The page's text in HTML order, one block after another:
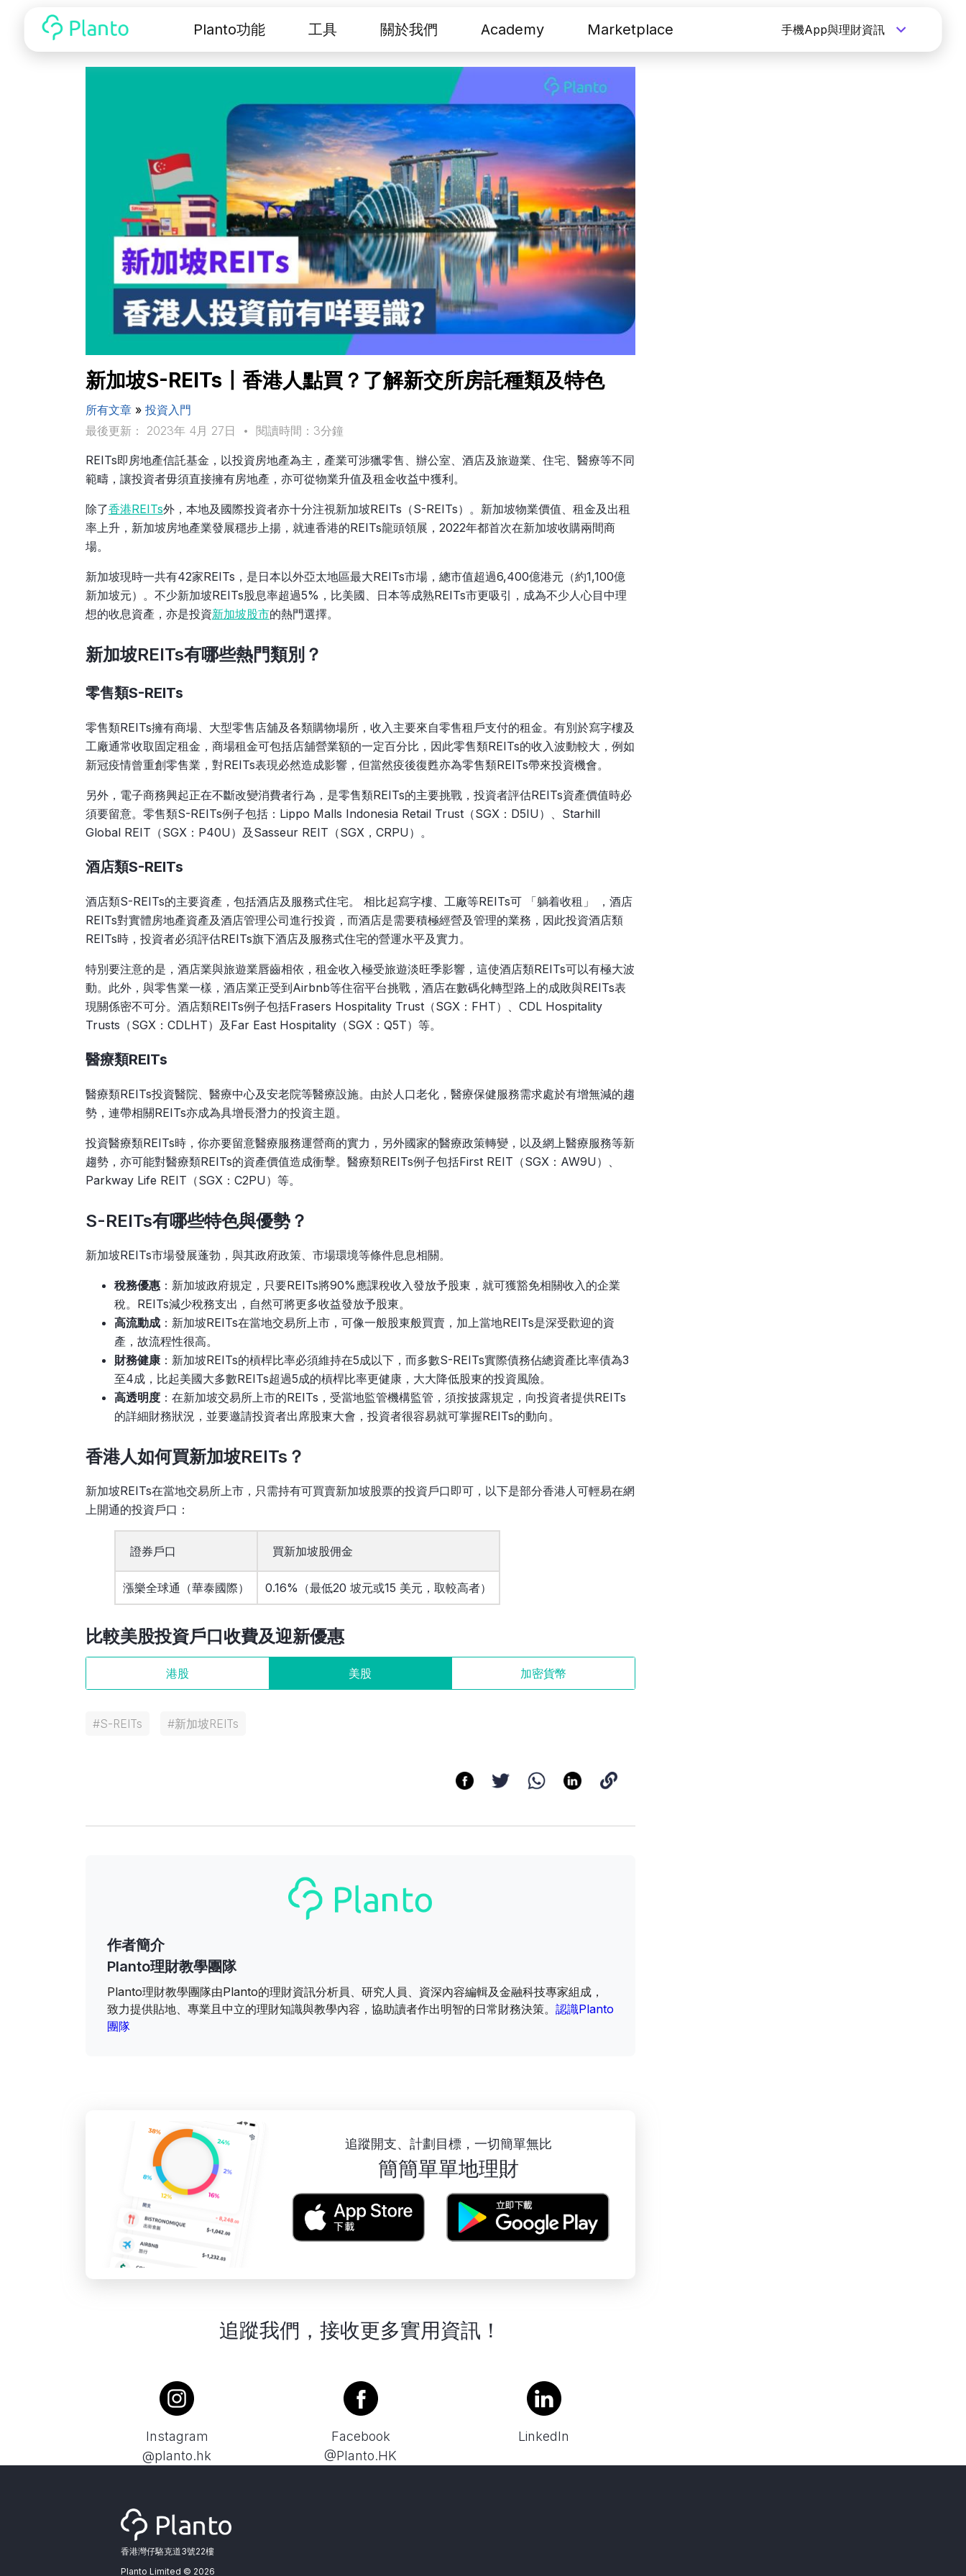
Planto功能 工具 關於我們 Academy Marketplace 手機App與理財資訊
新加坡S-REITs〡香港人點買？了解新交所房託種類及特色
所有文章» 投資入門
最後更新： 2023年 4月 27日
• 閱讀時間：3分鐘
REITs即房地產信託基金，以投資房地產為主，產業可涉獵零售、辦公室、酒店及旅遊業、住宅、醫療等不同
範疇，讓投資者毋須直接擁有房地產，亦可從物業升值及租金收益中獲利。
除了香港REITs外，本地及國際投資者亦十分注視新加坡REITs（S-REITs）。新加坡物業價值、租金及出租
率上升，新加坡房地產業發展穩步上揚，就連香港的REITs龍頭領展，2022年都首次在新加坡收購兩間商
場。
新加坡現時一共有42家REITs，是日本以外亞太地區最大REITs市場，總市值超過6,400億港元（約1,100億
新加坡元）。不少新加坡REITs股息率超過5%，比美國、日本等成熟REITs市更吸引，成為不少人心目中理
想的收息資產，亦是投資新加坡股市的熱門選擇。
新加坡REITs有哪些熱門類別？
零售類S-REITs
零售類REITs擁有商場、大型零售店舖及各類購物場所，收入主要來自零售租戶支付的租金。有別於寫字樓及
工廠通常收取固定租金，商場租金可包括店舖營業額的一定百分比，因此零售類REITs的收入波動較大，例如
新冠疫情曾重創零售業，對REITs表現必然造成影響，但當然疫後復甦亦為零售類REITs帶來投資機會。
另外，電子商務興起正在不斷改變消費者行為，是零售類REITs的主要挑戰，投資者評估REITs資產價值時必
須要留意。零售類S-REITs例子包括：Lippo Malls Indonesia Retail Trust（SGX：D5IU）、Starhill
Global REIT（SGX：P40U）及Sasseur REIT（SGX，CRPU）。
酒店類S-REITs
酒店類S-REITs的主要資產，包括酒店及服務式住宅。 相比起寫字樓、工廠等REITs可 「躺着收租」 ，酒店
REITs對實體房地產資產及酒店管理公司進行投資，而酒店是需要積極經營及管理的業務，因此投資酒店類
REITs時，投資者必須評估REITs旗下酒店及服務式住宅的營運水平及實力。
特別要注意的是，酒店業與旅遊業唇齒相依，租金收入極受旅遊淡旺季影響，這使酒店類REITs可以有極大波
動。此外，與零售業一樣，酒店業正受到Airbnb等住宿平台挑戰，酒店在數碼化轉型路上的成敗與REITs表
現關係密不可分。酒店類REITs例子包括Frasers Hospitality Trust（SGX：FHT）、CDL Hospitality
Trusts（SGX：CDLHT）及Far East Hospitality（SGX：Q5T）等。
醫療類REITs
醫療類REITs投資醫院、醫療中心及安老院等醫療設施。由於人口老化，醫療保健服務需求處於有增無減的趨
勢，連帶相關REITs亦成為具增長潛力的投資主題。
投資醫療類REITs時，你亦要留意醫療服務運營商的實力，另外國家的醫療政策轉變，以及網上醫療服務等新
趨勢，亦可能對醫療類REITs的資產價值造成衝擊。醫療類REITs例子包括First REIT（SGX：AW9U）、
Parkway Life REIT（SGX：C2PU）等。
S-REITs有哪些特色與優勢？
新加坡REITs市場發展蓬勃，與其政府政策、市場環境等條件息息相關。
稅務優惠：新加坡政府規定，只要REITs將90%應課稅收入發放予股東，就可獲豁免相關收入的企業
稅。REITs減少稅務支出，自然可將更多收益發放予股東。
高流動成：新加坡REITs在當地交易所上市，可像一般股東般買賣，加上當地REITs是深受歡迎的資
產，故流程性很高。
財務健康：新加坡REITs的槓桿比率必須維持在5成以下，而多數S-REITs實際債務佔總資產比率債為3
至4成，比起美國大多數REITs超過5成的槓桿比率更健康，大大降低股東的投資風險。
高透明度：在新加坡交易所上市的REITs，受當地監管機構監管，須按披露規定，向投資者提供REITs
的詳細財務狀況，並要邀請投資者出席股東大會，投資者很容易就可掌握REITs的動向。
香港人如何買新加坡REITs？
新加坡REITs在當地交易所上市，只需持有可買賣新加坡股票的投資戶口即可，以下是部分香港人可輕易在網
上開通的投資戶口：
證券戶口 買新加坡股佣金
漲樂全球通（華泰國際） 0.16%（最低20 坡元或15 美元，取較高者）
比較美股投資戶口收費及迎新優惠
港股 美股 加密貨幣
#S-REITs #新加坡REITs
作者簡介
Planto理財教學團隊
Planto理財教學團隊由Planto的理財資訊分析員、研究人員、資深內容編輯及金融科技專家組成，
致力提供貼地、專業且中立的理財知識與教學內容，協助讀者作出明智的日常財務決策。 認識Planto
團隊
追蹤開支、計劃目標，一切簡單無比
簡簡單單地理財
追蹤我們，接收更多實用資訊！
Instagram
@planto.hk
Facebook
@Planto.HK
LinkedIn
香港灣仔駱克道3號22樓
Planto Limited © 2026